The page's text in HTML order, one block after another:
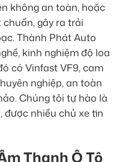
không an toàn, hoặc
gây ra trải
Thành Phát Auto
kinh nghiệm độ loa
có Vinfast VF9, cam
nghiệp, an toàn
Chúng tôi tự hào là
được nhiều chủ xe tin
Thanh Ô Tô